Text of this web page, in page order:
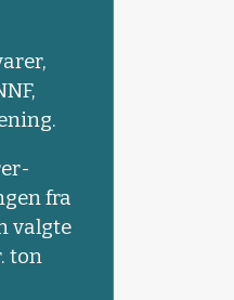
fra
valgte
ton